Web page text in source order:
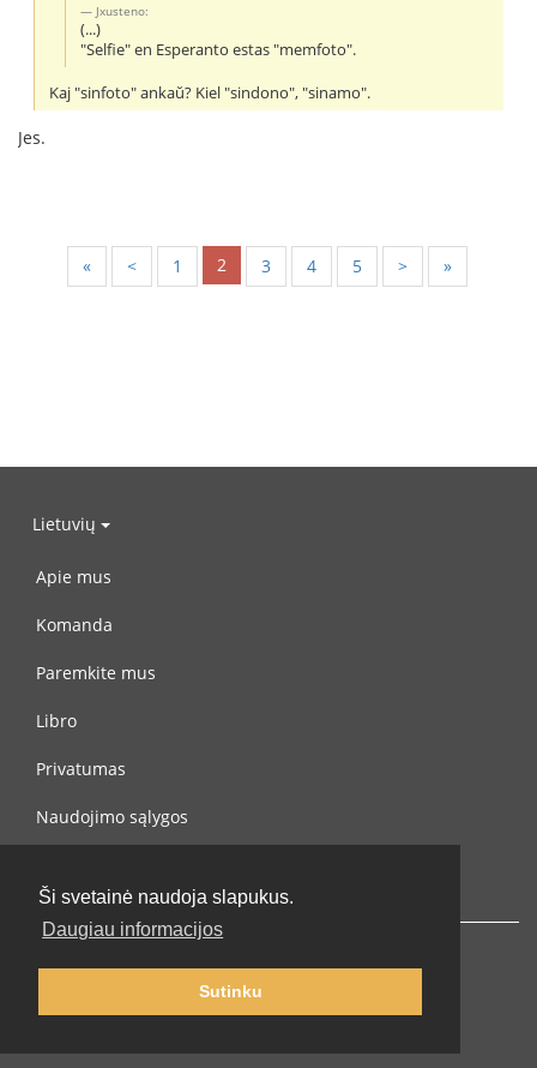
Ši svetainė naudoja slapukus.
Daugiau informacijos
Sutinku
Jxusteno:
(...)
"Selfie" en Esperanto estas "memfoto".
Kaj "sinfoto" ankaŭ? Kiel "sindono", "sinamo".
Jes.
« < 1 2 3 4 5 > »
Lietuvių
Apie mus
Komanda
Paremkite mus
Libro
Privatumas
Naudojimo sąlygos
© 2002-2026 lernu.net |Impressum